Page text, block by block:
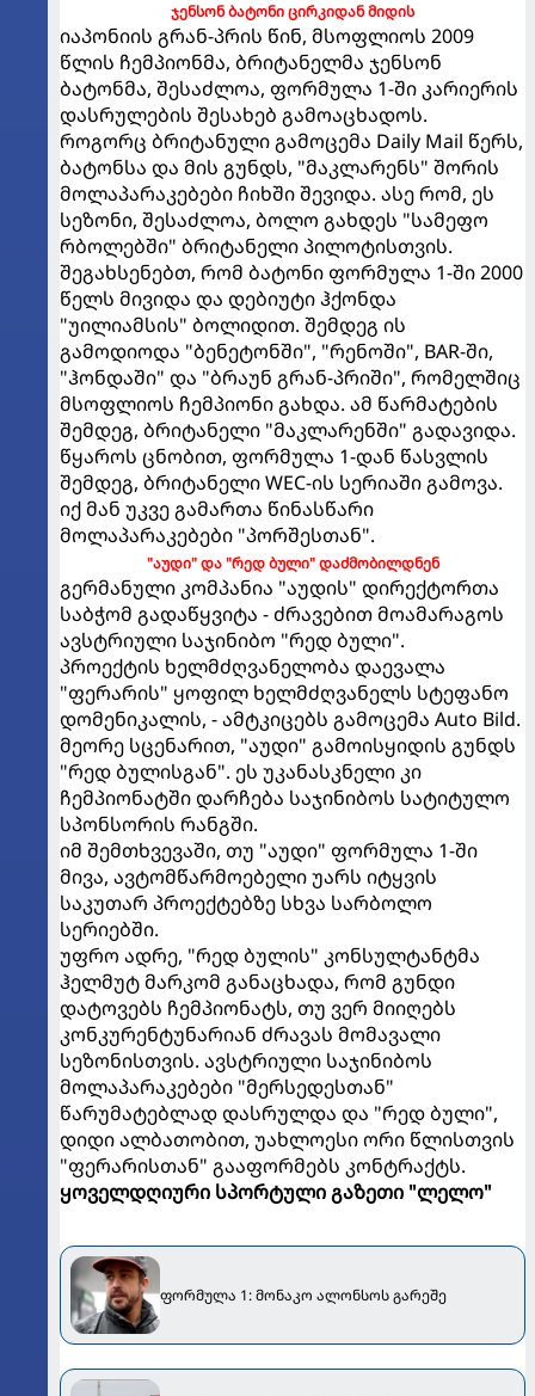
ჯენსონ ბატონი ცირკიდან მიდის
იაპონიის გრან-პრის წინ, მსოფლიოს 2009
წლის ჩემპიონმა, ბრიტანელმა ჯენსონ
ბატონმა, შესაძლოა, ფორმულა 1-ში კარიერის
დასრულების შესახებ გამოაცხადოს.
როგორც ბრიტანული გამოცემა Daily Mail წერს,
ბატონსა და მის გუნდს, "მაკლარენს" შორის
მოლაპარაკებები ჩიხში შევიდა. ასე რომ, ეს
სეზონი, შესაძლოა, ბოლო გახდეს "სამეფო
რბოლებში" ბრიტანელი პილოტისთვის.
შეგახსენებთ, რომ ბატონი ფორმულა 1-ში 2000
წელს მივიდა და დებიუტი ჰქონდა
"უილიამსის" ბოლიდით. შემდეგ ის
გამოდიოდა "ბენეტონში", "რენოში", BAR-ში,
"ჰონდაში" და "ბრაუნ გრან-პრიში", რომელშიც
მსოფლიოს ჩემპიონი გახდა. ამ წარმატების
შემდეგ, ბრიტანელი "მაკლარენში" გადავიდა.
წყაროს ცნობით, ფორმულა 1-დან წასვლის
შემდეგ, ბრიტანელი WEC-ის სერიაში გამოვა.
იქ მან უკვე გამართა წინასწარი
მოლაპარაკებები "პორშესთან".
"აუდი" და "რედ ბული" დაძმობილდნენ
გერმანული კომპანია "აუდის" დირექტორთა
საბჭომ გადაწყვიტა - ძრავებით მოამარაგოს
ავსტრიული საჯინიბო "რედ ბული".
პროექტის ხელმძღვანელობა დაევალა
"ფერარის" ყოფილ ხელმძღვანელს სტეფანო
დომენიკალის, - ამტკიცებს გამოცემა Auto Bild.
მეორე სცენარით, "აუდი" გამოისყიდის გუნდს
"რედ ბულისგან". ეს უკანასკნელი კი
ჩემპიონატში დარჩება საჯინიბოს სატიტულო
სპონსორის რანგში.
იმ შემთხვევაში, თუ "აუდი" ფორმულა 1-ში
მივა, ავტომწარმოებელი უარს იტყვის
საკუთარ პროექტებზე სხვა სარბოლო
სერიებში.
უფრო ადრე, "რედ ბულის" კონსულტანტმა
ჰელმუტ მარკომ განაცხადა, რომ გუნდი
დატოვებს ჩემპიონატს, თუ ვერ მიიღებს
კონკურენტუნარიან ძრავას მომავალი
სეზონისთვის. ავსტრიული საჯინიბოს
მოლაპარაკებები "მერსედესთან"
წარუმატებლად დასრულდა და "რედ ბული",
დიდი ალბათობით, უახლოესი ორი წლისთვის
"ფერარისთან" გააფორმებს კონტრაქტს.
ყოველდღიური სპორტული გაზეთი "ლელო"
ფორმულა 1: მონაკო ალონსოს გარეშე